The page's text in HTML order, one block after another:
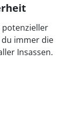
potenzieller
immer die
Insassen.